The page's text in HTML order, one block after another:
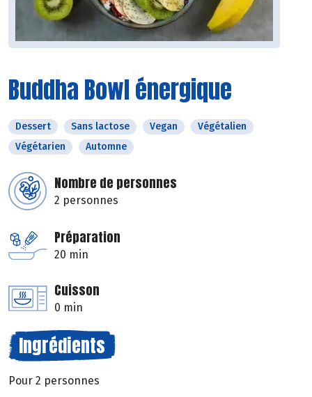
Buddha Bowl énergique
Dessert Sans lactose Vegan
Végétalien
Végétarien
Automne
Nombre de personnes
2 personnes
Préparation
20 min
Cuisson
0 min
Ingrédients
Pour 2 personnes